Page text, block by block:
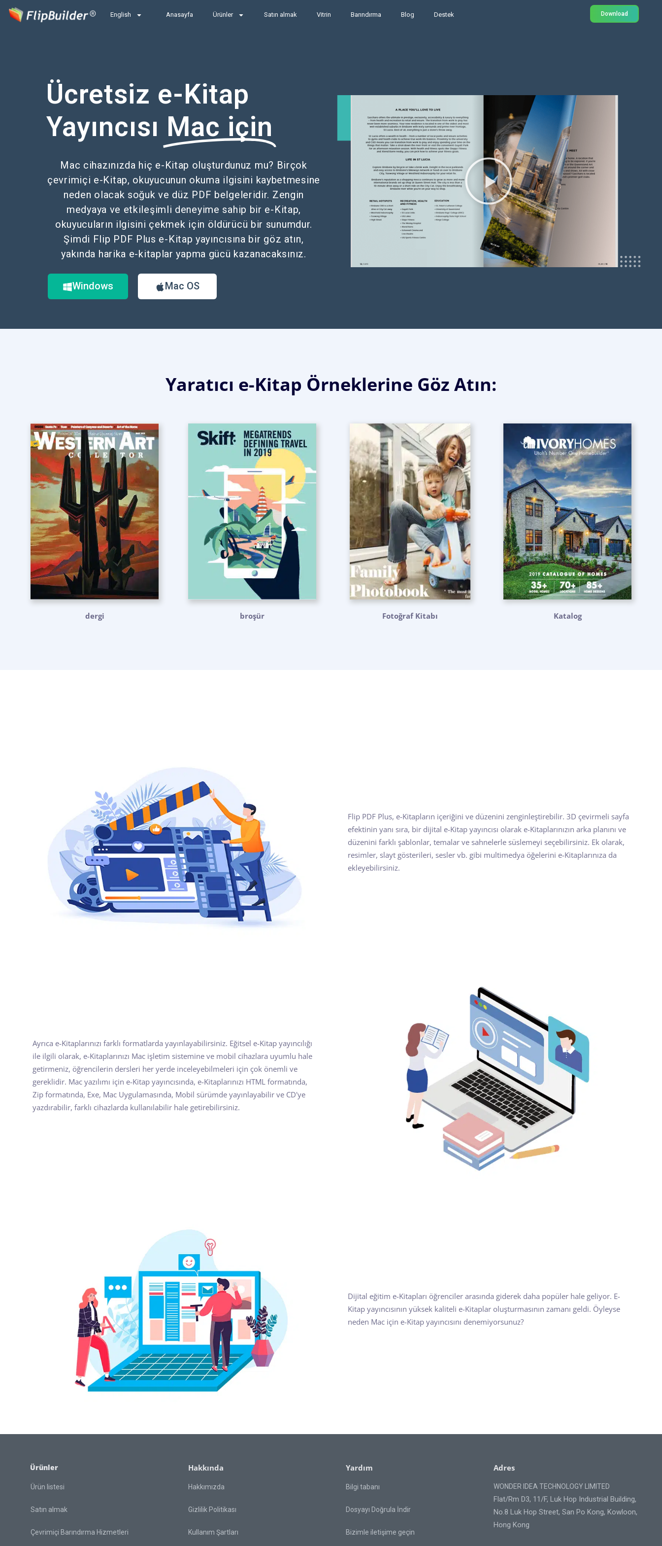
English Anasayfa Ürünler Satın almak Vitrin Barındırma Blog Destek Download
Ücretsiz e-Kitap
Yayıncısı Mac için
Mac cihazınızda hiç e-Kitap oluşturdunuz mu? Birçok
çevrimiçi e-Kitap, okuyucunun okuma ilgisini kaybetmesine
neden olacak soğuk ve düz PDF belgeleridir. Zengin
medyaya ve etkileşimli deneyime sahip bir e-Kitap,
okuyucuların ilgisini çekmek için öldürücü bir sunumdur.
Şimdi Flip PDF Plus e-Kitap yayıncısına bir göz atın,
yakında harika e-kitaplar yapma gücü kazanacaksınız.
Windows Mac OS
Yaratıcı e-Kitap Örneklerine Göz Atın:
dergi broşür Fotoğraf Kitabı Katalog
Flip PDF Plus, e-Kitapların içeriğini ve düzenini zenginleştirebilir. 3D çevirmeli sayfa
efektinin yanı sıra, bir dijital e-Kitap yayıncısı olarak e-Kitaplarınızın arka planını ve
düzenini farklı şablonlar, temalar ve sahnelerle süslemeyi seçebilirsiniz. Ek olarak,
resimler, slayt gösterileri, sesler vb. gibi multimedya öğelerini e-Kitaplarınıza da
ekleyebilirsiniz.
Ayrıca e-Kitaplarınızı farklı formatlarda yayınlayabilirsiniz. Eğitsel e-Kitap yayıncılığı
ile ilgili olarak, e-Kitaplarınızı Mac işletim sistemine ve mobil cihazlara uyumlu hale
getirmeniz, öğrencilerin dersleri her yerde inceleyebilmeleri için çok önemli ve
gereklidir. Mac yazılımı için e-Kitap yayıncısında, e-Kitaplarınızı HTML formatında,
Zip formatında, Exe, Mac Uygulamasında, Mobil sürümde yayınlayabilir ve CD'ye
yazdırabilir, farklı cihazlarda kullanılabilir hale getirebilirsiniz.
Dijital eğitim e-Kitapları öğrenciler arasında giderek daha popüler hale geliyor. E-
Kitap yayıncısının yüksek kaliteli e-Kitaplar oluşturmasının zamanı geldi. Öyleyse
neden Mac için e-Kitap yayıncısını denemiyorsunuz?
Ürünler
Ürün listesi
Satın almak
Çevrimiçi Barındırma Hizmetleri
Hakkında
Hakkımızda
Gizlilik Politikası
Kullanım Şartları
Yardım
Bilgi tabanı
Dosyayı Doğrula İndir
Bizimle iletişime geçin
Adres
WONDER IDEA TECHNOLOGY LIMITED
Flat/Rm D3, 11/F, Luk Hop Industrial Building,
No.8 Luk Hop Street, San Po Kong, Kowloon,
Hong Kong